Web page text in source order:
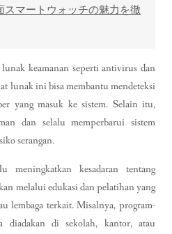
マートウォッチの魅力を徹
keamanan seperti antivirus dan
lunak ini bisa membantu mendeteksi
yang masuk ke sistem. Selain itu,
dan selalu memperbarui sistem
serangan.
meningkatkan kesadaran tentang
melalui edukasi dan pelatihan yang
lembaga terkait. Misalnya, program-
diadakan di sekolah, kantor, atau